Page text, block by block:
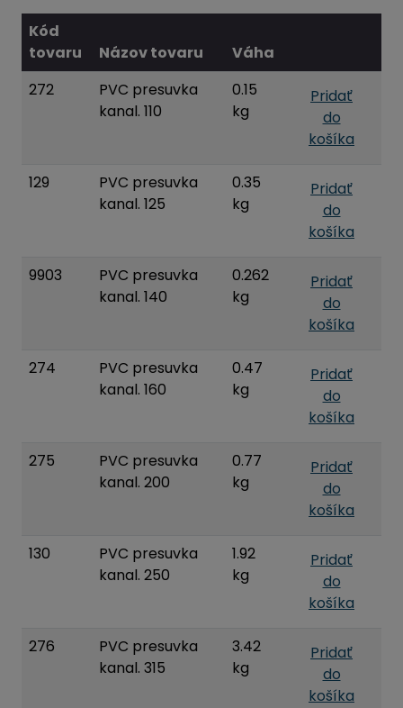
Kód
tovaru
Názov tovaru
Váha
272
PVC presuvka
kanal. 110
0.15
kg
Pridať
do
košíka
129
PVC presuvka
kanal. 125
0.35
kg
Pridať
do
košíka
9903
PVC presuvka
kanal. 140
0.262
kg
Pridať
do
košíka
274
PVC presuvka
kanal. 160
0.47
kg
Pridať
do
košíka
275
PVC presuvka
kanal. 200
0.77
kg
Pridať
do
košíka
130
PVC presuvka
kanal. 250
1.92
kg
Pridať
do
košíka
276
PVC presuvka
kanal. 315
3.42
kg
Pridať
do
košíka